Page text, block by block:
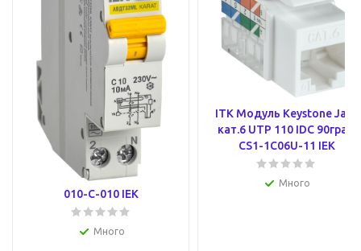
Выключатель
автоматический
дифференциального
тока АВДТ32МL C10
10мА KARAT MVD12-1-
010-C-010 IEK
Много
ITK Модуль Keystone Jack
кат.6 UTP 110 IDC 90град
CS1-1C06U-11 IEK
Много